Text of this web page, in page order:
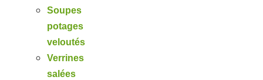
Soupes
potages
veloutés
Verrines
salées